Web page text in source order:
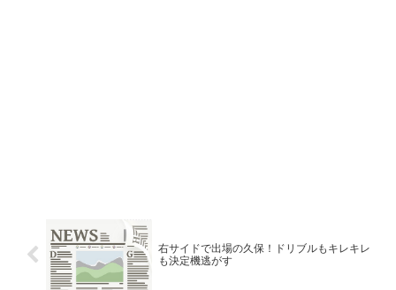
右サイドで出場の久保！ドリブルもキレキレ
も決定機逃がす